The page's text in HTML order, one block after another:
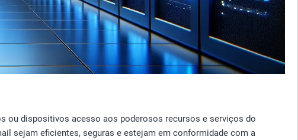
ou dispositivos acesso aos poderosos recursos e serviços do
sejam eficientes, seguras e estejam em conformidade com a